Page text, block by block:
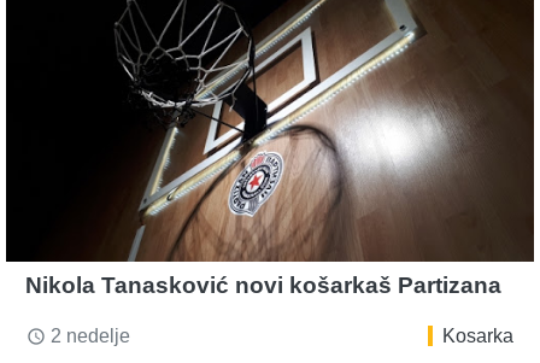
Nikola Tanasković novi košarkaš Partizana
access_time 2 nedelje Kosarka